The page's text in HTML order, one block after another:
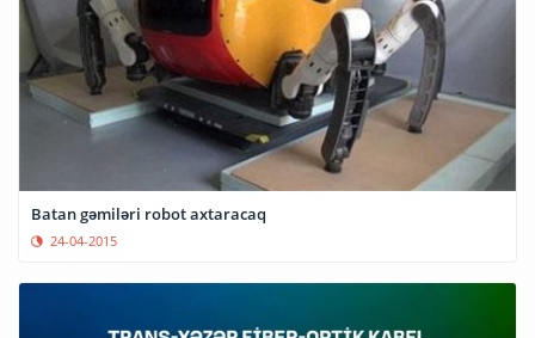
Batan gəmiləri robot axtaracaq
24-04-2015